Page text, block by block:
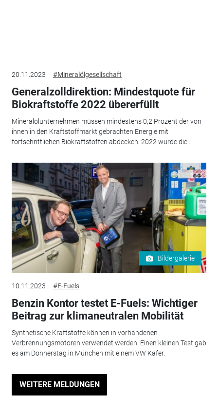
20.11.2023 #Mineralölgesellschaft
Generalzolldirektion: Mindestquote für
Biokraftstoffe 2022 übererfüllt
Mineralölunternehmen müssen mindestens 0,2 Prozent der von
ihnen in den Kraftstoffmarkt gebrachten Energie mit
fortschrittlichen Biokraftstoffen abdecken. 2022 wurde die...
Bildergalerie
10.11.2023 #E-Fuels
Benzin Kontor testet E-Fuels: Wichtiger
Beitrag zur klimaneutralen Mobilität
Synthetische Kraftstoffe können in vorhandenen
Verbrennungsmotoren verwendet werden. Einen kleinen Test gab
es am Donnerstag in München mit einem VW Käfer.
WEITERE MELDUNGEN